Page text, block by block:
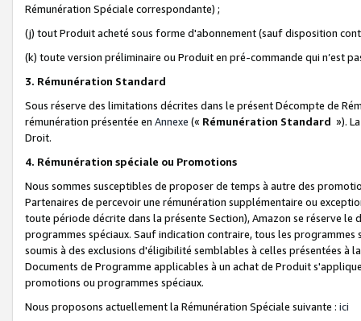
Rémunération Spéciale correspondante) ;
(j) tout Produit acheté sous forme d'abonnement (sauf disposition
(k) toute version préliminaire ou Produit en pré-commande qui n’est
3. Rémunération Standard
Sous réserve des limitations décrites dans le présent Décompte de
rémunération présentée en Annexe (« Rémunération Standard »).
Droit.
4. Rémunération spéciale ou Promotions
Nous sommes susceptibles de proposer de temps à autre des
Partenaires de percevoir une rémunération supplémentaire ou
toute période décrite dans la présente Section), Amazon se réserve
programmes spéciaux. Sauf indication contraire, tous les
soumis à des exclusions d'éligibilité semblables à celles présentées à
Documents de Programme applicables à un achat de Produit
promotions ou programmes spéciaux.
Nous proposons actuellement la Rémunération Spéciale suivante : ici